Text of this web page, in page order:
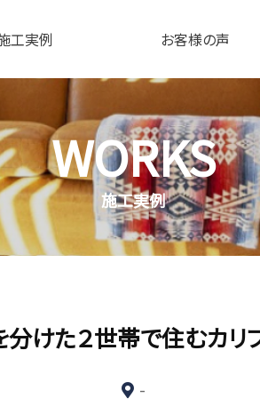
工実例 お客様の声
WORKS
施工実例
けた２世帯で住むカリ
-